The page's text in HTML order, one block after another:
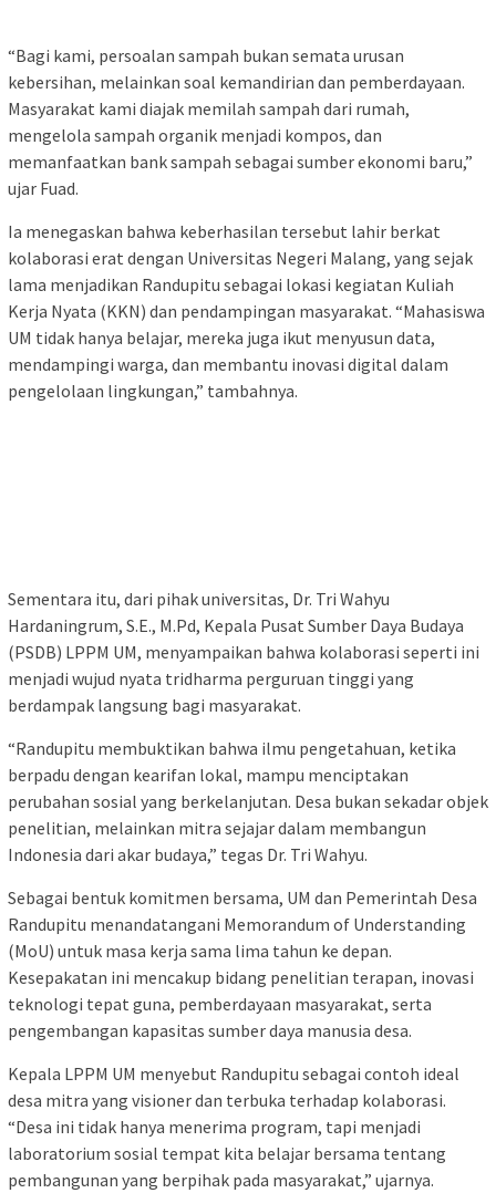
“Bagi kami, persoalan sampah bukan semata urusan
kebersihan, melainkan soal kemandirian dan pemberdayaan.
Masyarakat kami diajak memilah sampah dari rumah,
mengelola sampah organik menjadi kompos, dan
memanfaatkan bank sampah sebagai sumber ekonomi baru,”
ujar Fuad.
Ia menegaskan bahwa keberhasilan tersebut lahir berkat
kolaborasi erat dengan Universitas Negeri Malang, yang sejak
lama menjadikan Randupitu sebagai lokasi kegiatan Kuliah
Kerja Nyata (KKN) dan pendampingan masyarakat. “Mahasiswa
UM tidak hanya belajar, mereka juga ikut menyusun data,
mendampingi warga, dan membantu inovasi digital dalam
pengelolaan lingkungan,” tambahnya.
Sementara itu, dari pihak universitas, Dr. Tri Wahyu
Hardaningrum, S.E., M.Pd, Kepala Pusat Sumber Daya Budaya
(PSDB) LPPM UM, menyampaikan bahwa kolaborasi seperti ini
menjadi wujud nyata tridharma perguruan tinggi yang
berdampak langsung bagi masyarakat.
“Randupitu membuktikan bahwa ilmu pengetahuan, ketika
berpadu dengan kearifan lokal, mampu menciptakan
perubahan sosial yang berkelanjutan. Desa bukan sekadar objek
penelitian, melainkan mitra sejajar dalam membangun
Indonesia dari akar budaya,” tegas Dr. Tri Wahyu.
Sebagai bentuk komitmen bersama, UM dan Pemerintah Desa
Randupitu menandatangani Memorandum of Understanding
(MoU) untuk masa kerja sama lima tahun ke depan.
Kesepakatan ini mencakup bidang penelitian terapan, inovasi
teknologi tepat guna, pemberdayaan masyarakat, serta
pengembangan kapasitas sumber daya manusia desa.
Kepala LPPM UM menyebut Randupitu sebagai contoh ideal
desa mitra yang visioner dan terbuka terhadap kolaborasi.
“Desa ini tidak hanya menerima program, tapi menjadi
laboratorium sosial tempat kita belajar bersama tentang
pembangunan yang berpihak pada masyarakat,” ujarnya.